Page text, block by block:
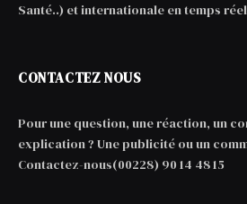
Santé..) et internationale en temps
CONTACTEZ NOUS
Pour une question, une réaction, un
explication ? Une publicité ou un
Contactez-nous(00228) 90 14 48 15